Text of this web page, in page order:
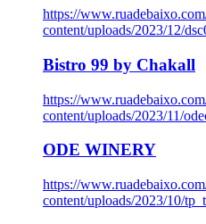
https://
content/uploads/2023/12/
Bistro 99 by Chakall
https://
content/uploads/2023/11/
ODE WINERY
https://
content/uploads/2023/10/